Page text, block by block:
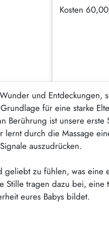
Kosten 60,00
und
für eine starke
ist unsere erste
durch die Massage
auszudrücken.
zu fühlen, was
Stille tragen dazu bei,
eures Babys bildet.